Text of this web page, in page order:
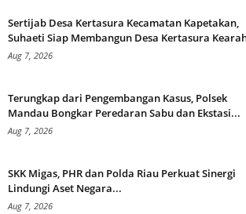
Sertijab Desa Kertasura Kecamatan Kapetakan,
Suhaeti Siap Membangun Desa Kertasura
Aug 7, 2026
Terungkap dari Pengembangan Kasus, Polsek
Mandau Bongkar Peredaran Sabu dan Ekstasi...
Aug 7, 2026
SKK Migas, PHR dan Polda Riau Perkuat Sinergi
Lindungi Aset Negara...
Aug 7, 2026